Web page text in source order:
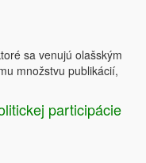
sa venujú olašským
množstvu publikácií,
participácie